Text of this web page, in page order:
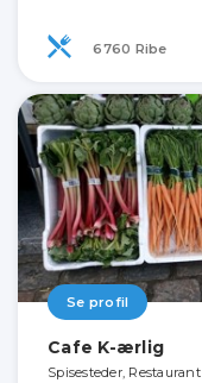
6760 Ribe
Se profil
Cafe K-ærlig
Spisesteder, Restaurant